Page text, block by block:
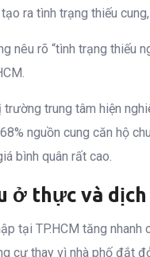
ra tình trạng thiếu
nêu rõ “tình trạng thiếu
trung tâm hiện
nguồn cung căn hộ
bình quân rất cao.
ở thực và
tại TP.HCM tăng
cư thay vì nhà phố đắt